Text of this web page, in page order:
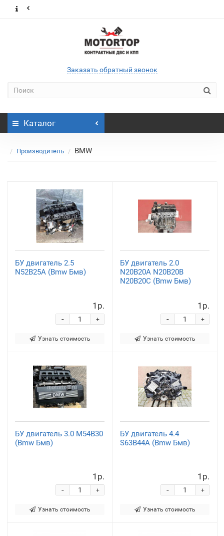
Заказать обратный звонок
Каталог
Производитель BMW
БУ двигатель 2.5
N52B25A (Bmw Бмв)
1р.
+
-
Узнать стоимость
БУ двигатель 2.0
N20B20A N20B20B
N20B20C (Bmw Бмв)
1р.
+
-
Узнать стоимость
БУ двигатель 3.0 M54B30
(Bmw Бмв)
1р.
+
-
Узнать стоимость
БУ двигатель 4.4
S63B44A (Bmw Бмв)
1р.
+
-
Узнать стоимость